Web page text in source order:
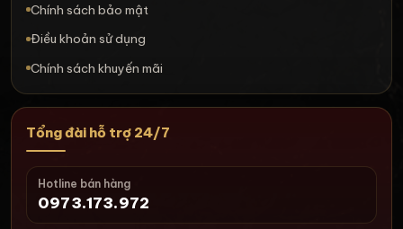
Chính sách bảo mật
Điều khoản sử dụng
Chính sách khuyến mãi
Tổng đài hỗ trợ 24/7
Hotline bán hàng
0973.173.972